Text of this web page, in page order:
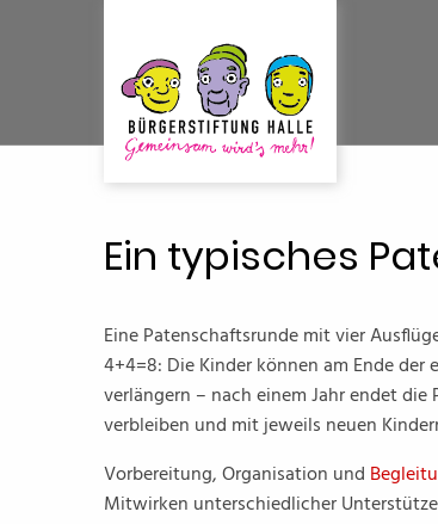
Ein typisches
Eine Patenschaftsrunde mit vier
4+4=8: Die Kinder können am Ende
verlängern – nach einem Jahr endet
verbleiben und mit jeweils neuen
Vorbereitung, Organisation und
Mitwirken unterschiedlicher